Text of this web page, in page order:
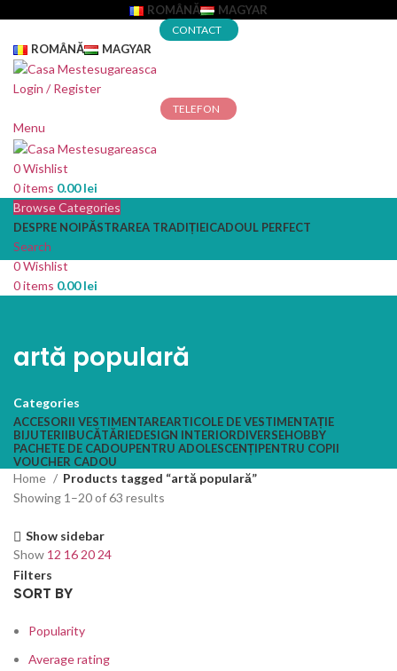
ROMÂNĂ MAGYAR
CONTACT
ROMÂNĂ MAGYAR
Login / Register
TELEFON
Menu
0Wishlist
0items 0.00lei
Browse Categories
DESPRE NOIPĂSTRAREA TRADIȚIEICADOUL PERFECT
Search
0Wishlist
0items 0.00lei
artă populară
Categories
ACCESORII VESTIMENTAREARTICOLE DE VESTIMENTAȚIE
BIJUTERIIBUCĂTĂRIEDESIGN INTERIORDIVERSEHOBBY
PACHETE DE CADOUPENTRU ADOLESCENȚIPENTRU COPII
VOUCHER CADOU
Home
Products tagged “artă populară”
Showing 1–20 of 63 results
Show sidebar
Show 12 16 20 24
Filters
SORT BY
Popularity
Average rating